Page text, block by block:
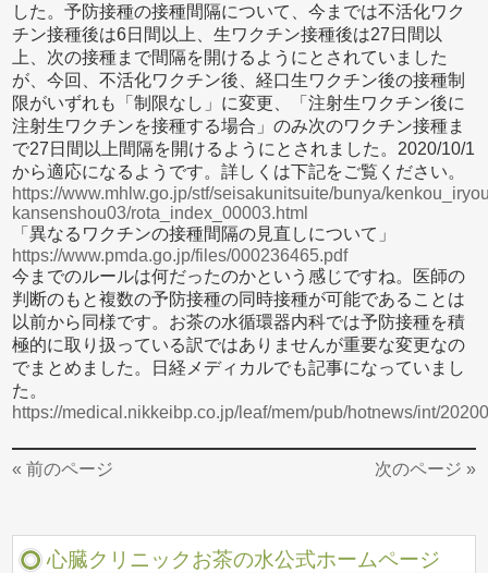
した。予防接種の接種間隔について、今までは不活化ワク
チン接種後は6日間以上、生ワクチン接種後は27日間以
上、次の接種まで間隔を開けるようにとされていました
が、今回、不活化ワクチン後、経口生ワクチン後の接種制
限がいずれも「制限なし」に変更、「注射生ワクチン後に
注射生ワクチンを接種する場合」のみ次のワクチン接種ま
で27日間以上間隔を開けるようにとされました。2020/10/1
から適応になるようです。詳しくは下記をご覧ください。
https://www.mhlw.go.jp/stf/seisakunitsuite/bunya/
kansenshou03/rota_index_00003.html
「異なるワクチンの接種間隔の見直しについて」
https://www.pmda.go.jp/files/000236465.pdf
今までのルールは何だったのかという感じですね。医師の
判断のもと複数の予防接種の同時接種が可能であることは
以前から同様です。お茶の水循環器内科では予防接種を積
極的に取り扱っている訳ではありませんが重要な変更なの
でまとめました。日経メディカルでも記事になっていまし
た。
https://medical.nikkeibp.co.jp/leaf/mem/pub/hotnews/int/
« 前のページ 次のページ »
心臓クリニックお茶の水公式ホームページ